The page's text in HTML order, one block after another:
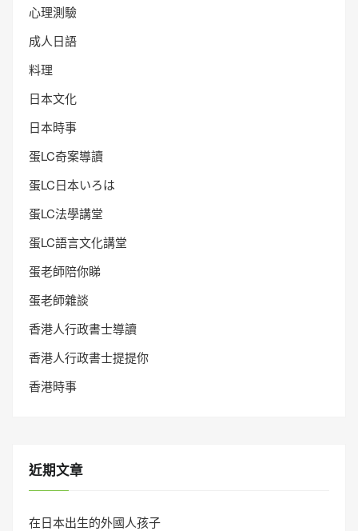
心理測驗
成人日語
料理
日本文化
日本時事
蛋LC奇案導讀
蛋LC日本いろは
蛋LC法學講堂
蛋LC語言文化講堂
蛋老師陪你睇
蛋老師雜談
香港人行政書士導讀
香港人行政書士提提你
香港時事
近期文章
在日本出生的外國人孩子